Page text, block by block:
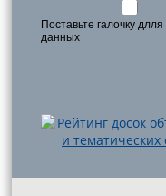
Поставьте галочку
данных